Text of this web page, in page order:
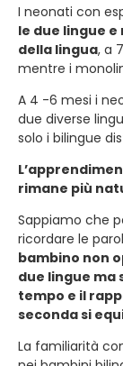
I neonati con
le due lingue
della lingua, a
mentre i
A 4 -6 mesi i
due diverse
solo i bilingue
rimane più
Sappiamo che
ricordare le
bambino non
due lingue ma
tempo e il
seconda si
La familiarità